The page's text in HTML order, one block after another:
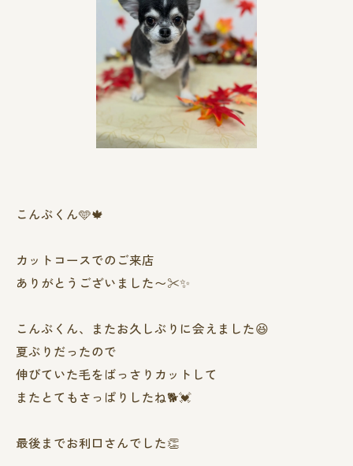
こんぶくん🩵🍁
カットコースでのご来店
ありがとうございました〜✂︎✨
こんぶくん、またお久しぶりに会えました😆
夏ぶりだったので
伸びていた毛をばっさりカットして
またとてもさっぱりしたね🐕💓
最後までお利口さんでした👏